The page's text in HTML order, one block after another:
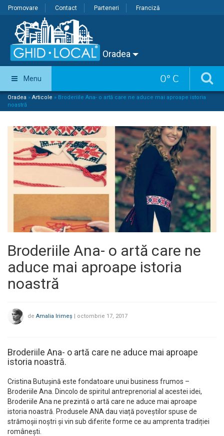
Promovare Contact Parteneri Franciză
Oradea
0° C
Menu
Oradea » Articole » Broderiile Ana- o artă care ne aduce mai aproape istoria
noastră
Broderiile Ana- o artă care ne
aduce mai aproape istoria
noastră
de Amalia Irimeș | octombrie 17, 2017
Broderiile Ana- o artă care ne aduce mai aproape
istoria noastră.
Cristina Butușină este fondatoare unui business frumos –
Broderiile Ana. Dincolo de spiritul antreprenorial al acestei idei,
Broderiile Ana ne prezintă o artă care ne aduce mai aproape
istoria noastră. Produsele ANA dau viață poveștilor spuse de
strămoșii noștri și vin sub diferite forme ce au amprenta tradiției
românești.